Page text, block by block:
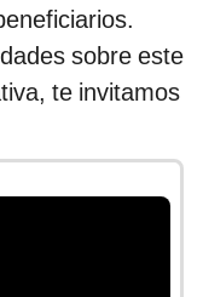
sobre este
te invitamos